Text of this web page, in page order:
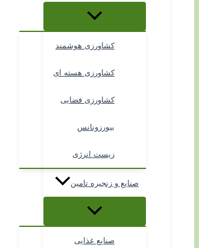
کشاورزی هوشمند
کشاورزی هسته ای
کشاورزی فضایی
بیورزونانس
زیست انرژی
صنایع و زنجیره تامین
صنایع غذایی